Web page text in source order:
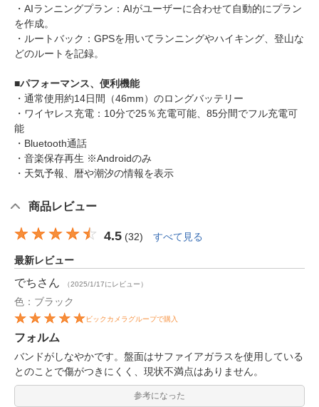
・AIランニングプラン：AIがユーザーに合わせて自動的にプラン
を作成。
・ルートバック：GPSを用いてランニングやハイキング、登山な
どのルートを記録。
■パフォーマンス、便利機能
・通常使用約14日間（46mm）のロングバッテリー
・ワイヤレス充電：10分で25％充電可能、85分間でフル充電可
能
・Bluetooth通話
・音楽保存再生 ※Androidのみ
・天気予報、暦や潮汐の情報を表示
商品レビュー
4.5 (32) すべて見る
最新レビュー
でち さん （2025/1/17にレビュー）
色：ブラック
ビックカメラグループで購入
フォルム
バンドがしなやかです。盤面はサファイアガラスを使用している
とのことで傷がつきにくく、現状不満点はありません。
参考になった